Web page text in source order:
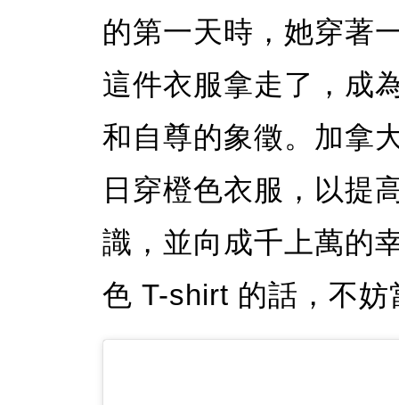
的第一天時，她穿著
這件衣服拿走了，成
和自尊的象徵。加拿
日穿橙色衣服，以提
識，並向成千上萬的
色 T-shirt 的話，不